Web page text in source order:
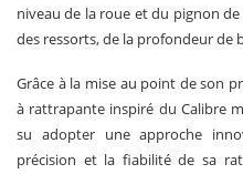
niveau de la roue et du pignon
des ressorts, de la profondeur de
Grâce à la mise au point de son
à rattrapante inspiré du Calibre
su adopter une approche
précision et la fiabilité de sa